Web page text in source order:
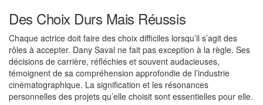
Des Choix Durs Mais Réussis
Chaque actrice doit faire des choix difficiles lorsqu’il s’agit des
rôles à accepter. Dany Saval ne fait pas exception à la règle. Ses
décisions de carrière, réfléchies et souvent audacieuses,
témoignent de sa compréhension approfondie de l’industrie
cinématographique. La signification et les résonances
personnelles des projets qu’elle choisit sont essentielles pour elle.